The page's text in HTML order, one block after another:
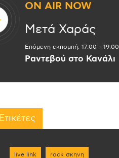
ON AIR NOW
Μετά Χαράς
Επόμενη εκπομπή: 17:00 - 19:00
Ραντεβού στο Κανάλι
Ετικέτες
live link rock σκηνη